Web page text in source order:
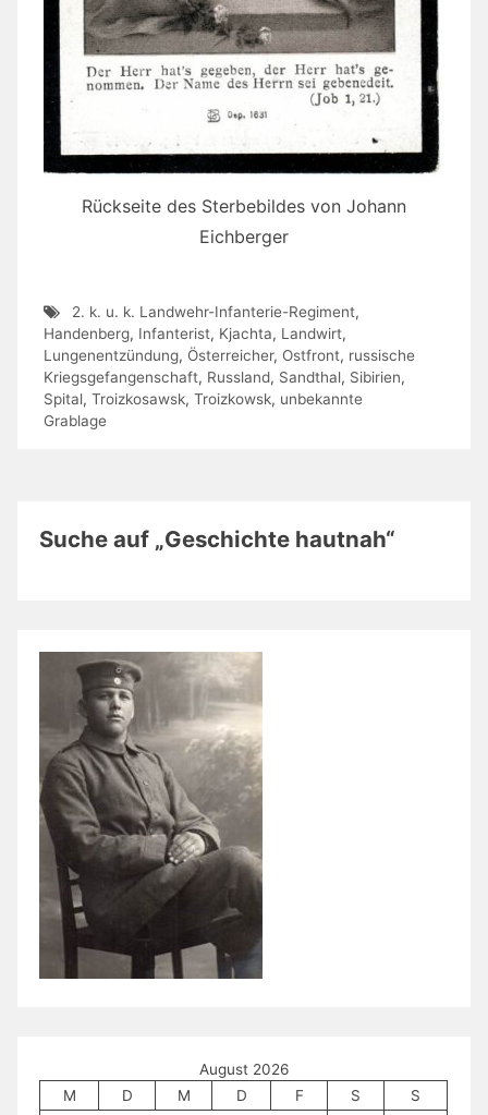
Rückseite des Sterbebildes von Johann
Eichberger
2. k. u. k. Landwehr-Infanterie-Regiment,
Handenberg, Infanterist, Kjachta, Landwirt,
Lungenentzündung, Österreicher, Ostfront, russische
Kriegsgefangenschaft, Russland, Sandthal, Sibirien,
Spital, Troizkosawsk, Troizkowsk, unbekannte
Grablage
Suche auf „Geschichte hautnah“
August 2026
M
D M D F S
S